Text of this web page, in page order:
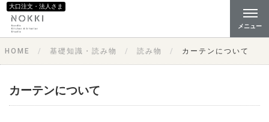
大口注文・法人さま
メニュー
HOME 基礎知識・読み物 読み物 カーテンについて
カーテンについて